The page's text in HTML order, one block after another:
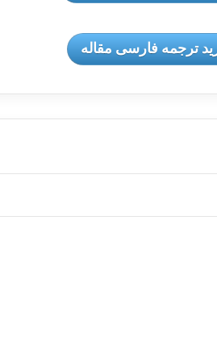
ترجمه فارسی مقاله